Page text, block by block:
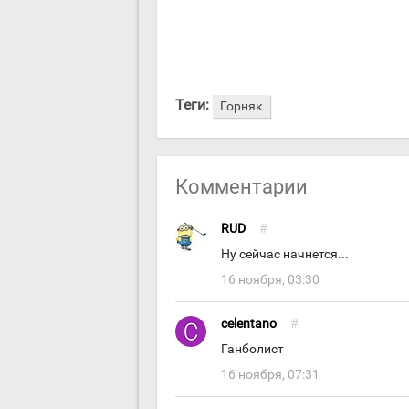
Теги: Горняк
Комментарии
RUD #
Ну сейчас начнется...
16 ноября, 03:30
celentano #
Ганболист
16 ноября, 07:31